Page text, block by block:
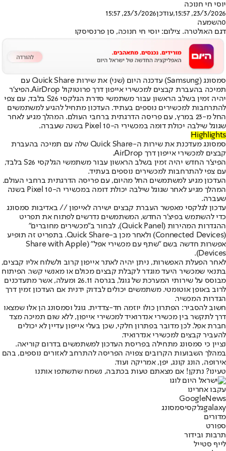
יוסי חי חנוכה
23/3/2026, 15:57
,עודכן23/3/2026, 15:57
0השמעה
דגם האולטרה. צילום: יוסי חי חנוכה, סן פרנסיסקו
סמסונג (Samsung) עדכנה היום (שני) את שירות Quick Share עם
תמיכה בהעברת קבצים למכשירי אייפון דרך פרוטוקול AirDrop.
הפיצ'ר
יהיה זמין בשלב הראשון עבור משתמשי סדרת הגלקסי S26 בלבד, עם צפי
להתרחבות למכשירים נוספים בעתיד. העדכון מתחיל להגיע למשתמשים
החל מ-23 במרץ, עם פריסה הדרגתית ברחבי העולם. המהלך מגיע לאחר
שגוגל שילבה יכולת דומה במכשירי ה-Pixel 10 בשנה שעברה.
Highlights
סמסונג מעדכנת את שירות ה-Quick Share שלה עם תמיכה בהעברת
קבצים למכשירי אייפון דרך AirDrop.
הפיצ'ר החדש יהיה זמין בשלב הראשון עבור משתמשי הגלקסי S26 בלבד,
עם צפי להתרחבות למכשירים נוספים בעתיד.
העדכון מגיע למשתמשים החל מהיום, עם פריסה הדרגתית ברחבי העולם.
המהלך מגיע לאחר שגוגל שילבה יכולת דומה במכשירי ה-Pixel 10 בשנה
שעברה.
עדכון לגלקסי מאפשר העברת קבצים ישירה לאייפון // באדיבות סמסונג
כדי להשתמש בפיצ'ר החדש, המשתמשים נדרשים לפתוח את תפריט
ההגדרות המהירות (Quick Panel), לבחור ב"מכשירים מחוברים"
(Connected Devices) ולאחר מכן ב-Quick Share. בתפריט זה תופיע
אפשרות חדשה בשם "שתף עם מכשירי אפל" (Share with Apple
Devices).
לאחר הפעלת האפשרות, ניתן יהיה לאתר אייפון קרוב ולשלוח אליו קבצים,
בתנאי שמכשיר היעד מוגדר לקבלת קבצים מכולם או מאנשי קשר. הפיתוח
מבוסס על שירותי המערכת של גוגל, בגרסה 26.11 ומעלה, אשר מתעדכנים
לרוב באופן אוטומטי. משתמשים יכולים לבדוק ידנית אם העדכון זמין דרך
הגדרות המכשיר.
חשוב להסביר: הפתרון כולו יוזמה חד-צדדית. גוגל וסמסונג הן אלו שמצאו
דרך לתקשר בין מכשירי אנדרואיד למכשירי אייפון, ללא שום תמיכה מצד
חברת אפל. לכן מדובר בפתרון חלקי, שכן בעלי אייפון עדיין לא יכולים
להעביר קבצים למכשירי אנדרואיד.
נציין כי סמסונג מתחילה בפריסת העדכון למשתמשים בדרום קוריאה.
במהלך השבועות הקרובים צפויה הפריסה להתרחב לאזורים נוספים, בהם
אירופה, הונג קונג, יפן, אמריקה ועוד.
טעינו? נתקן! אם מצאתם טעות בכתבה, נשמח שתשתפו אותנו
עקבו אחרינו
Googl eNews
galaxyגלקסיסמסונג
מדורים
ספורט
תרבות ובידור
לייף סטייל